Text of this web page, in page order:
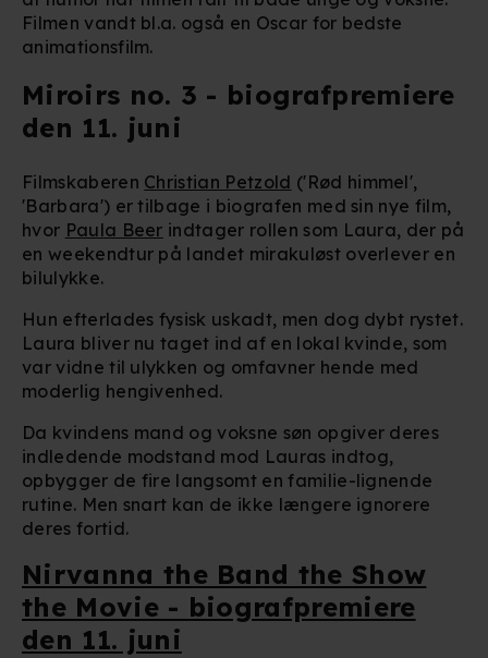
Filmen vandt bl.a. også en Oscar for bedste
animationsfilm.
Miroirs no. 3 - biografpremiere
den 11. juni
Filmskaberen Christian Petzold ('Rød himmel',
'Barbara') er tilbage i biografen med sin nye film,
hvor Paula Beer indtager rollen som Laura, der på
en weekendtur på landet mirakuløst overlever en
bilulykke.
Hun efterlades fysisk uskadt, men dog dybt rystet.
Laura bliver nu taget ind af en lokal kvinde, som
var vidne til ulykken og omfavner hende med
moderlig hengivenhed.
Da kvindens mand og voksne søn opgiver deres
indledende modstand mod Lauras indtog,
opbygger de fire langsomt en familie-lignende
rutine. Men snart kan de ikke længere ignorere
deres fortid.
Nirvanna the Band the Show
the Movie - biografpremiere
den 11. juni